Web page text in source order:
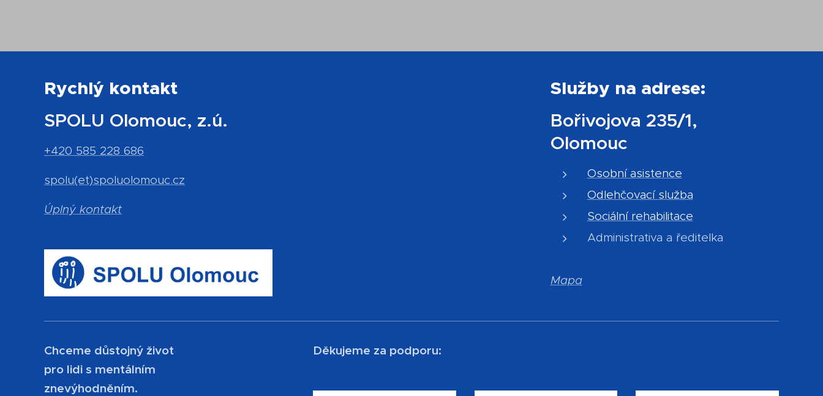
Rychlý kontakt
SPOLU Olomouc, z.ú.
+420 585 228 686
spolu(et)spoluolomouc.cz
Úplný kontakt
Služby na adrese:
Bořivojova 235/1,
Olomouc
Osobní asistence
Odlehčovací služba
Sociální rehabilitace
Administrativa a ředitelka
Mapa
Chceme důstojný život
pro lidi s mentálním
znevýhodněním.
Děkujeme za podporu: